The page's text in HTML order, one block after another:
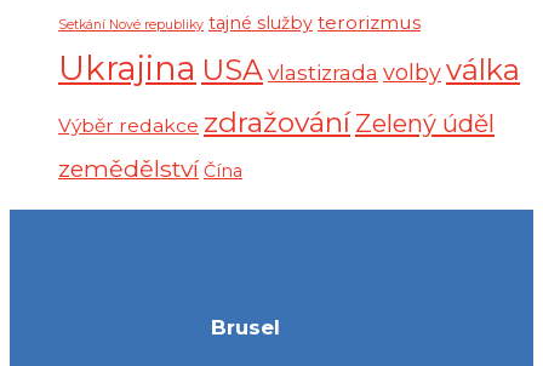
Setkání Nové republiky tajné služby terorizmus
Ukrajina USAvlastizrada volbyválka
Výběr redakce zdražování Zelený úděl
zemědělství Čína
Brusel